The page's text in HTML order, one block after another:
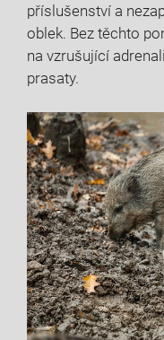
příslušenství a
oblek. Bez těchto
na vzrušující
prasaty.